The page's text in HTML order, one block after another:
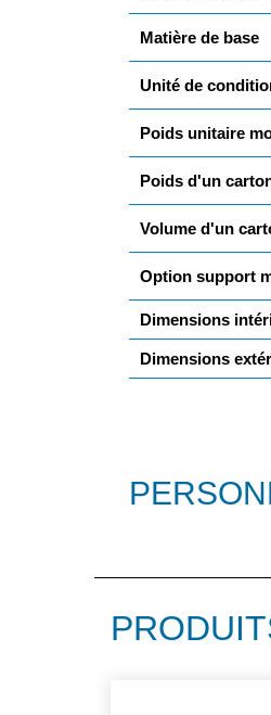
Matière de base
Unité de
Poids unitaire
Poids d'un
Volume d'un
Option support
Dimensions
Dimensions